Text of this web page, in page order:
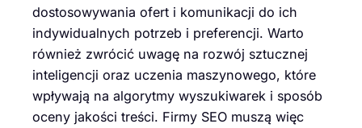
dostosowywania ofert i komunikacji do ich
indywidualnych potrzeb i preferencji. Warto
również zwrócić uwagę na rozwój sztucznej
inteligencji oraz uczenia maszynowego, które
wpływają na algorytmy wyszukiwarek i sposób
oceny jakości treści. Firmy SEO muszą więc